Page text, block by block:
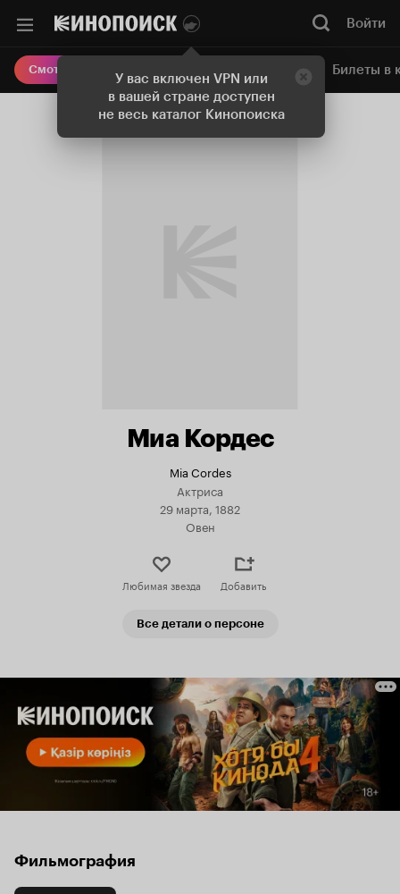
У вас включен VPN или
в вашей стране доступен
не весь каталог Кинопоиска
Войти
Смотреть кино Онлайн-кинотеатр Билеты в
Миа Кордес
Mia Cordes
Актриса
29 марта, 1882
Овен
Любимая звезда Добавить
Все детали о персоне
Фильмография